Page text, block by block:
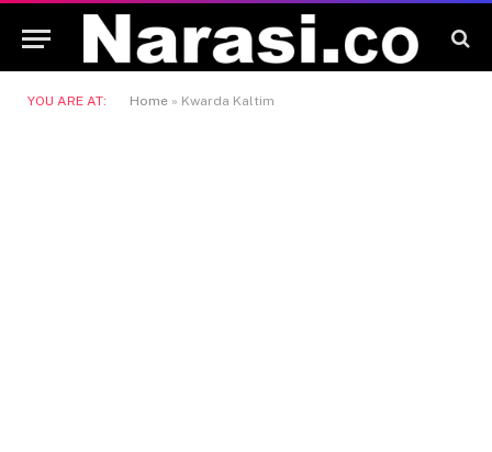
YOU ARE AT: Home » Kwarda Kaltim